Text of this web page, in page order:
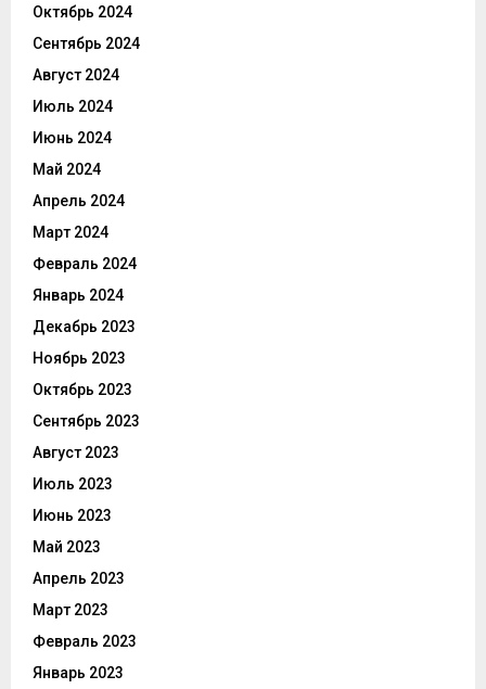
Октябрь 2024
Сентябрь 2024
Август 2024
Июль 2024
Июнь 2024
Май 2024
Апрель 2024
Март 2024
Февраль 2024
Январь 2024
Декабрь 2023
Ноябрь 2023
Октябрь 2023
Сентябрь 2023
Август 2023
Июль 2023
Июнь 2023
Май 2023
Апрель 2023
Март 2023
Февраль 2023
Январь 2023